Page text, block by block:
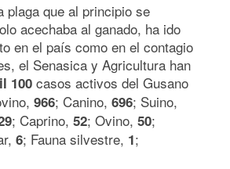
plaga que al principio se
acechaba al ganado, ha ido
en el país como en el contagio
el Senasica y Agricultura han
100 casos activos del Gusano
966; Canino, 696; Suino,
; Caprino, 52; Ovino, 50;
6; Fauna silvestre, 1;